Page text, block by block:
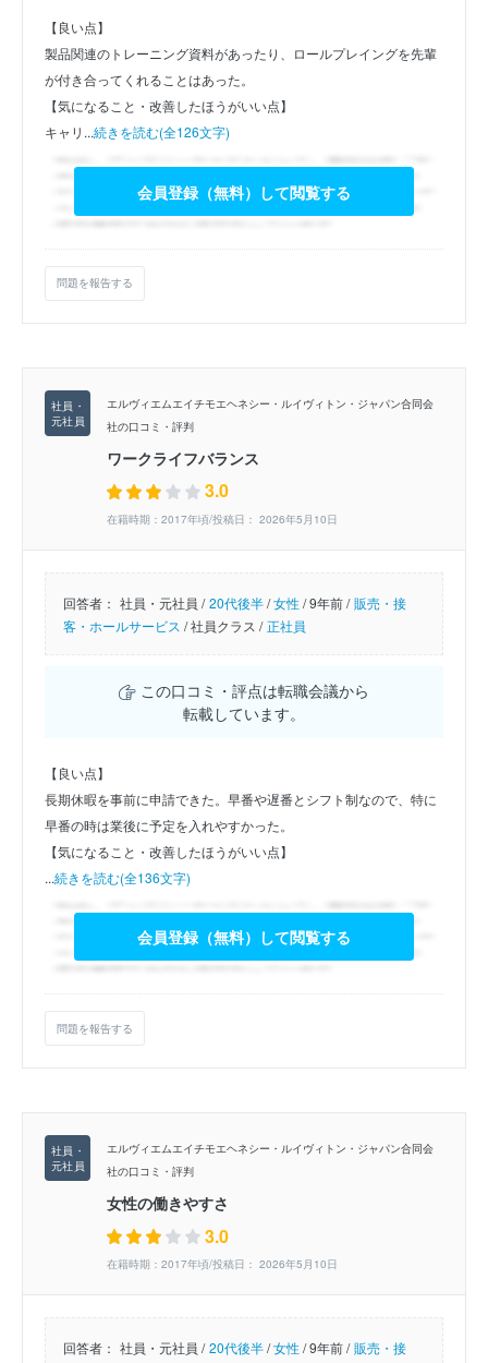
【良い点】
製品関連のトレーニング資料があったり、ロールプレイングを先輩
が付き合ってくれることはあった。
【気になること・改善したほうがいい点】
キャリ...続きを読む(全126文字)
会員登録（無料）して閲覧する
問題を報告する
エルヴィエムエイチモエヘネシー・ルイヴィトン・ジャパン合同会
社の口コミ・評判
ワークライフバランス
3.0
在籍時期：2017年頃/投稿日： 2026年5月10日
回答者： 社員・元社員 / 20代後半/女性/9年前 / 販売・接
客・ホールサービス /社員クラス / 正社員
この口コミ・評点は転職会議から
転載しています。
【良い点】
長期休暇を事前に申請できた。早番や遅番とシフト制なので、特に
早番の時は業後に予定を入れやすかった。
【気になること・改善したほうがいい点】
...続きを読む(全136文字)
会員登録（無料）して閲覧する
問題を報告する
エルヴィエムエイチモエヘネシー・ルイヴィトン・ジャパン合同会
社の口コミ・評判
女性の働きやすさ
3.0
在籍時期：2017年頃/投稿日： 2026年5月10日
回答者： 社員・元社員 / 20代後半/女性/9年前 / 販売・接